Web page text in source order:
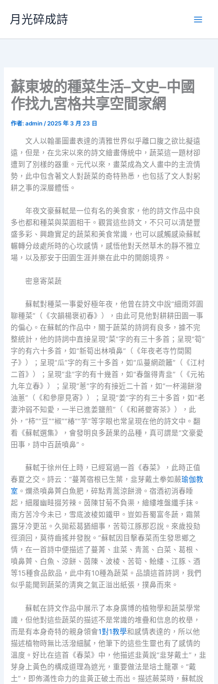
要
月光碎成詩
蘇東坡的種菜生活–文史–中國
作找九宮格共享空間家網
作者:admin/2025 年 3 月 23 日
文人以翰墨圖畫表達的清雅世界似乎離口腹之欲比擬遠
遠，但是，在北宋以來的詩文繪畫傳統中，蔬菜這一題材卻
遭到了別樣的器重。元代以來，畫菜成為文人畫中的主流情
勢，此中包含著文人對蔬菜的奇特熟悉，也包括了文人對躬
耕之事的深層體悟。
年夜文豪蘇軾是一位有名的美食家，他的詩文作品中良
多也都和種菜與菜園相干。觀賞這些詩文，不只可以清楚豐
盛多彩、興趣實足的蔬菜和美食常識，也可以感觸感染蘇軾
輾轉分歧處所時的心坎感情，感悟他對天然草木的靜不雅立
場，以及那安于田園生涯并樂在此中的開朗境界。
密意寄菜蔬
蘇軾對種菜一事愛好極年夜，他曾在詩文中說“細雨郊園
聊種菜”（《次韻楊褒初春》），由此可見他對耕耕田園一事
的偏心。在蘇軾的作品中，關于蔬菜的詩詞有良多，據不完
整統計，他的詩詞中直接呈現“菜”字的有三十多首；呈現“筍”
字的有六十多首，如“新筍出林噴鼻”（《年夜老寺竹間閣
子》）；呈現“瓜”字的有三十多首，如“瓜蔓網疏籬”（《江村
二首》）；呈現“韭”字的有十幾首，如“春盤得青韭”（《元祐
九年立春》）；呈現“蔥”字的有接近二十首，如“一杯湯餅潑
油蔥”（《和參廖見寄》）；呈現“姜”字的有三十多首，如“老
妻沖弱不知愛，一半已進姜鹽煎”（《和蔣夔寄茶》），此
外，“柿”“豆”“椒”“椿”“芋”等字眼也常呈現在他的詩文中。翻
看《蘇軾選集》，會發明良多蔬果的品種，真可謂是“文豪愛
田事，詩中百蔬噴鼻”。
蘇軾于徐州任上時，已經寫過一首《春菜》，此時正值
春夏之交。詩云：“蔓菁宿根已生葉，韭芽戴土拳如蕨瑜伽教
室 。爛烝噴鼻薺白魚肥，碎點青蒿涼餅滑。宿酒初消春睡
起，細履幽畦掇芳辣。茵陳甘菊不負渠，繪縷堆盤纖手抹。
南方苦冷今未已，雪底波棱如鐵甲。豈如吾蜀富冬蔬，霜葉
露牙冷更茁。久拋菘葛猶細事，苦筍江豚那忍說。來歲投劾
徑須回，莫待齒搖并發脫。”蘇軾因目擊春菜而生發思鄉之
情，在一首詩中便描述了蔓菁、韭菜、青蒿、白菜、葛根、
噴鼻薺、白魚、涼餅、茵陳、波棱、苦筍、鲙縷、江豚、酒
等15種食品飲品，此中有10種為蔬菜。品讀這首詩詞，我們
似乎能聞到蔬菜的清爽之氣正溢出紙張，撲鼻而來。
蘇軾在詩文作品中展示了本身廣博的植物學和蔬菜學常
識，但他對這些蔬菜的描述不是常識的堆疊和信息的枚舉，
而是有本身奇特的親身領會1對1教學和感情表達的，所以他
描述植物時無比活潑細膩，他筆下的這些生靈也有了感情的
溫度。好比在這首《春菜》中，他描述韭黃說“韭芽戴土”，韭
芽身上黃色的構成道理為遮光，重要做法是培土籠罩。“戴
土”，即佈滿性命力的韭黃正破土而出。描述蕨菜時，蘇軾說